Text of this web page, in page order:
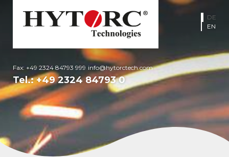
Fax: +49 2324 84793 999 info@hytorctech.com
Tel.:+49 2324 84793 0
DE
EN